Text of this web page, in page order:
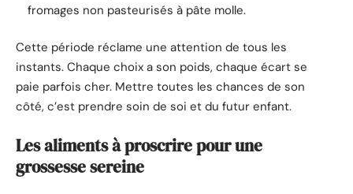
fromages non pasteurisés à pâte molle.
Cette période réclame une attention de tous les
instants. Chaque choix a son poids, chaque écart se
paie parfois cher. Mettre toutes les chances de son
côté, c’est prendre soin de soi et du futur enfant.
Les aliments à proscrire pour une
grossesse sereine